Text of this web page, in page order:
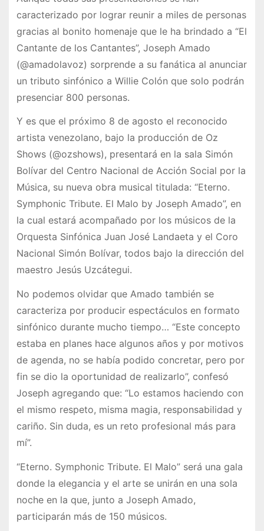
caracterizado por lograr reunir a miles de personas
gracias al bonito homenaje que le ha brindado a “El
Cantante de los Cantantes”, Joseph Amado
(@amadolavoz) sorprende a su fanática al anunciar
un tributo sinfónico a Willie Colón que solo podrán
presenciar 800 personas.
Y es que el próximo 8 de agosto el reconocido
artista venezolano, bajo la producción de Oz
Shows (@ozshows), presentará en la sala Simón
Bolívar del Centro Nacional de Acción Social por la
Música, su nueva obra musical titulada: “Eterno.
Symphonic Tribute. El Malo by Joseph Amado”, en
la cual estará acompañado por los músicos de la
Orquesta Sinfónica Juan José Landaeta y el Coro
Nacional Simón Bolívar, todos bajo la dirección del
maestro Jesús Uzcátegui.
No podemos olvidar que Amado también se
caracteriza por producir espectáculos en formato
sinfónico durante mucho tiempo… “Este concepto
estaba en planes hace algunos años y por motivos
de agenda, no se había podido concretar, pero por
fin se dio la oportunidad de realizarlo”, confesó
Joseph agregando que: “Lo estamos haciendo con
el mismo respeto, misma magia, responsabilidad y
cariño. Sin duda, es un reto profesional más para
mí”.
“Eterno. Symphonic Tribute. El Malo” será una gala
donde la elegancia y el arte se unirán en una sola
noche en la que, junto a Joseph Amado,
participarán más de 150 músicos.